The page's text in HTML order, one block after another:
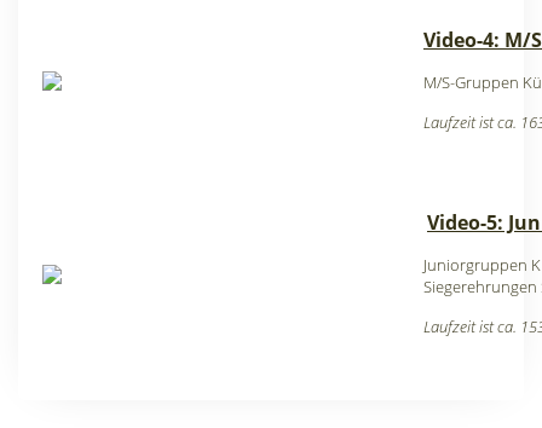
Video-4: M/
M/S-Gruppen
Laufzeit ist ca.
Video-5:
Juniorgruppen
Siegerehrungen
Laufzeit ist ca.